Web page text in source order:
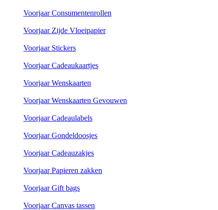
Voorjaar Consumentenrollen
Voorjaar Zijde Vloeipapier
Voorjaar Stickers
Voorjaar Cadeaukaartjes
Voorjaar Wenskaarten
Voorjaar Wenskaarten Gevouwen
Voorjaar Cadeaulabels
Voorjaar Gondeldoosjes
Voorjaar Cadeauzakjes
Voorjaar Papieren zakken
Voorjaar Gift bags
Voorjaar Canvas tassen